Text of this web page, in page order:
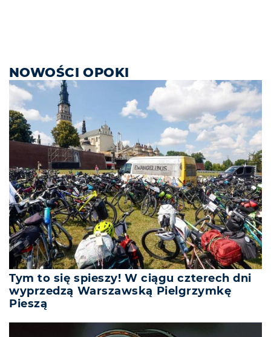
NOWOŚCI OPOKI
Tym to się spieszy! W ciągu czterech dni
wyprzedzą Warszawską Pielgrzymkę
Pieszą